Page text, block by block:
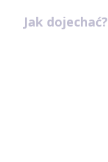
Jak dojechać?